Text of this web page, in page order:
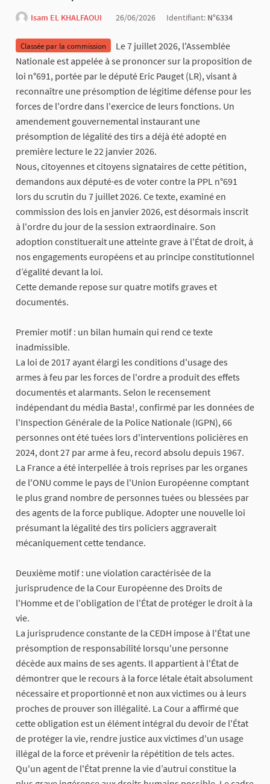
Isam EL KHALFAOUI 26/06/2026 Identifiant: N°6334
Classée par la commission
Le 7 juillet 2026, l'Assemblée
Nationale est appelée à se prononcer sur la proposition de
loi n°691, portée par le député Eric Pauget (LR), visant à
reconnaître une présomption de légitime défense pour les
forces de l'ordre dans l'exercice de leurs fonctions. Un
amendement gouvernemental instaurant une
présomption de légalité des tirs a déjà été adopté en
première lecture le 22 janvier 2026.
Nous, citoyennes et citoyens signataires de cette pétition,
demandons aux député·es de voter contre la PPL n°691
lors du scrutin du 7 juillet 2026. Ce texte, examiné en
commission des lois en janvier 2026, est désormais inscrit
à l'ordre du jour de la session extraordinaire. Son
adoption constituerait une atteinte grave à l'État de droit, à
nos engagements européens et au principe constitutionnel
d’égalité devant la loi.
Cette demande repose sur quatre motifs graves et
documentés.
Premier motif : un bilan humain qui rend ce texte
inadmissible.
La loi de 2017 ayant élargi les conditions d'usage des
armes à feu par les forces de l'ordre a produit des effets
documentés et alarmants. Selon le recensement
indépendant du média Basta!, confirmé par les données de
l'Inspection Générale de la Police Nationale (IGPN), 66
personnes ont été tuées lors d'interventions policières en
2024, dont 27 par arme à feu, record absolu depuis 1967.
La France a été interpellée à trois reprises par les organes
de l'ONU comme le pays de l'Union Européenne comptant
le plus grand nombre de personnes tuées ou blessées par
des agents de la force publique. Adopter une nouvelle loi
présumant la légalité des tirs policiers aggraverait
mécaniquement cette tendance.
Deuxième motif : une violation caractérisée de la
jurisprudence de la Cour Européenne des Droits de
l'Homme et de l'obligation de l'État de protéger le droit à la
vie.
La jurisprudence constante de la CEDH impose à l'État une
présomption de responsabilité lorsqu'une personne
décède aux mains de ses agents. Il appartient à l'État de
démontrer que le recours à la force létale était absolument
nécessaire et proportionné et non aux victimes ou à leurs
proches de prouver son illégalité. La Cour a affirmé que
cette obligation est un élément intégral du devoir de l'État
de protéger la vie, rendre justice aux victimes d'un usage
illégal de la force et prévenir la répétition de tels actes.
Qu'un agent de l'État prenne la vie d’autrui constitue la